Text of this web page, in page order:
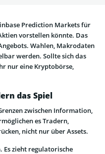
Prediction Markets für
vorstellen könnte. Das
Wahlen, Makrodaten
werden. Sollte sich das
nur eine Kryptobörse,
das Spiel
zwischen Information,
es Tradern,
nicht nur über Assets.
Es zieht regulatorische